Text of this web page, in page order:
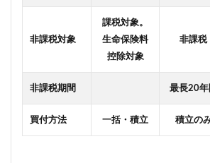
非課税対象
課税対象。
生命保険料
控除対象
非課税
非課税期間 最長20年
買付方法 一括・積立 積立の